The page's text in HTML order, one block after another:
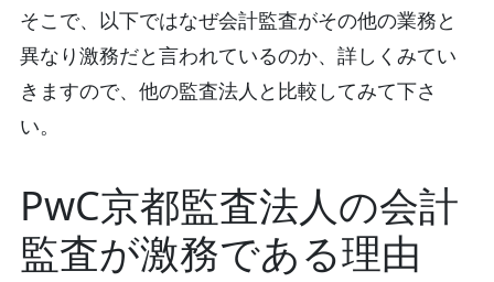
そこで、以下ではなぜ会計監査がその他の業務と
異なり激務だと言われているのか、詳しくみてい
きますので、他の監査法人と比較してみて下さ
い。
PwC京都監査法人の会計
監査が激務である理由